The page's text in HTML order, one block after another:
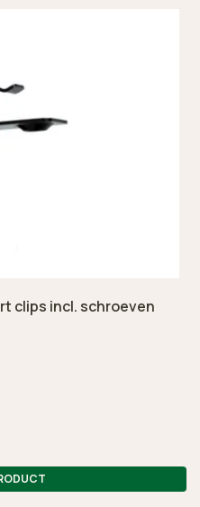
clips incl. schroeven